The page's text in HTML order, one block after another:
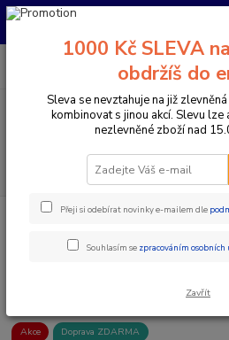
Pro nachystání kola / doplňků na
CZK
PO-PÁ 10:00-17:00 | SO: 9:00-12:00
Doplňky a helmy Cyklistické
- HELMA MODRÁ
Akce Doprava ZDARMA
1000 Kč SLEVA
obdržíš do
Sleva se nevztahuje na již
kombinovat s jinou akcí. Slevu lze
nezlevněné zboží nad
Přeji si odebírat novinky e-mailem dle
Souhlasím se zpracováním osobních
Zavřít